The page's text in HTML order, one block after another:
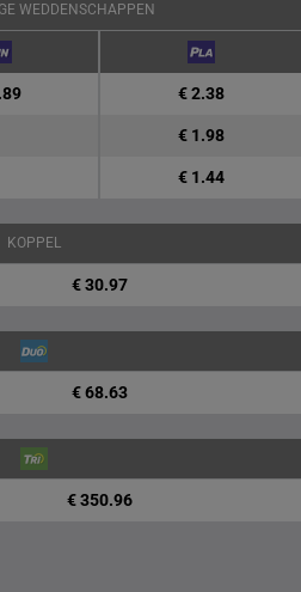
WEDDENSCHAPPEN
€ 2.38
€ 1.98
€ 1.44
KOPPEL
€ 30.97
€ 68.63
€ 350.96